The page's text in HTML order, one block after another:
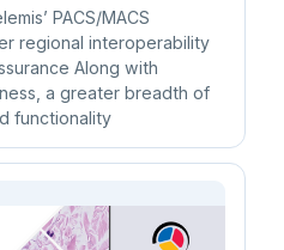
PACS/MACS
regional interoperability
Along with
a greater breadth of
functionality